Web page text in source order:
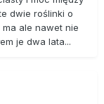
dwie roślinki o
ma ale nawet nie
je dwa lata...